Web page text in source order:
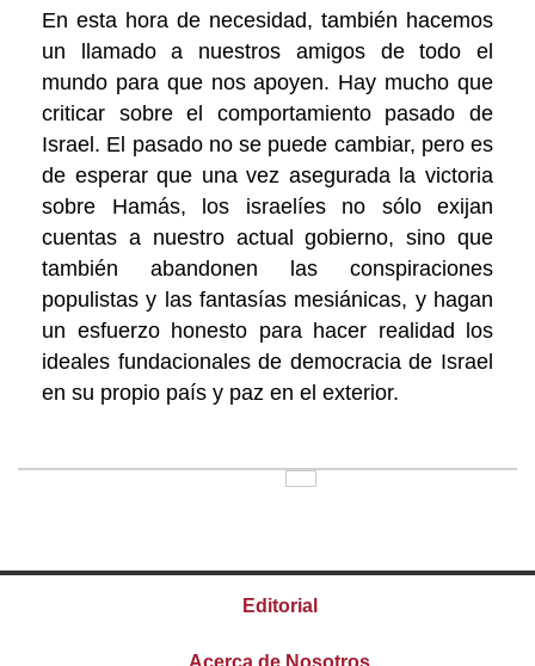
En esta hora de necesidad, también hacemos
un llamado a nuestros amigos de todo el
mundo para que nos apoyen. Hay mucho que
criticar sobre el comportamiento pasado de
Israel. El pasado no se puede cambiar, pero es
de esperar que una vez asegurada la victoria
sobre Hamás, los israelíes no sólo exijan
cuentas a nuestro actual gobierno, sino que
también abandonen las conspiraciones
populistas y las fantasías mesiánicas, y hagan
un esfuerzo honesto para hacer realidad los
ideales fundacionales de democracia de Israel
en su propio país y paz en el exterior.
Editorial
Acerca de Nosotros